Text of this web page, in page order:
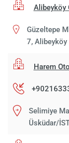
Alibeyköy
Güzeltepe
7, Alibeyköy
Harem
Selimiye
Üsküdar/